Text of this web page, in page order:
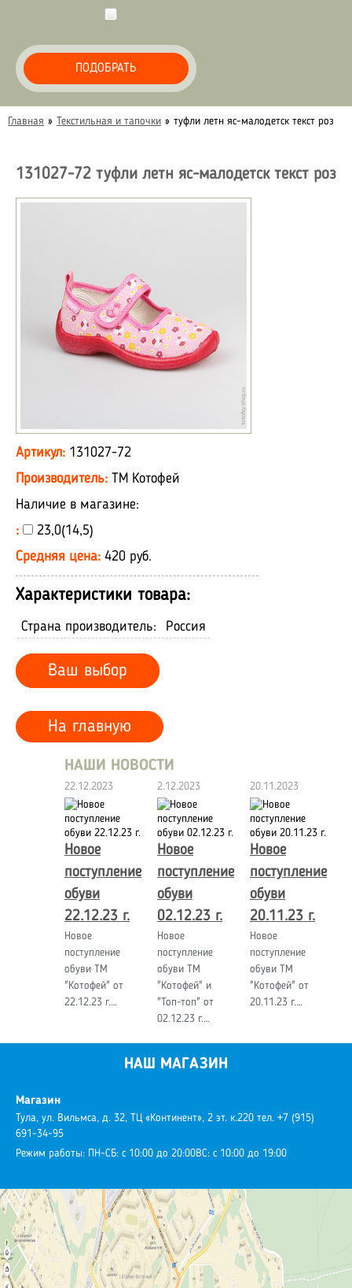
ПОДОБРАТЬ
Главная » Текстильная и тапочки » туфли летн яс-малодетск текст роз
131027-72 туфли летн яс-малодетск текст роз
Артикул: 131027-72
Производитель: ТМ Котофей
Наличие в магазине:
:
23,0(14,5)
Средняя цена: 420 руб.
Характеристики товара:
Страна производитель: Россия
Ваш выбор
На главную
НАШИ НОВОСТИ
22.12.2023
Новое
поступление
обуви
22.12.23 г.
Новое
поступление
обуви ТМ
"Котофей" от
22.12.23 г.…
2.12.2023
Новое
поступление
обуви
02.12.23 г.
Новое
поступление
обуви ТМ
"Котофей" и
"Топ-топ" от
02.12.23 г.…
20.11.2023
Новое
поступление
обуви
20.11.23 г.
Новое
поступление
обуви ТМ
"Котофей" от
20.11.23 г.…
НАШ МАГАЗИН
Магазин
Тула, ул. Вильмса, д. 32, ТЦ «Континент», 2 эт. к.220 тел. +7 (915)
691-34-95
Режим работы: ПН-СБ: с 10:00 до 20:00ВС: с 10:00 до 19:00